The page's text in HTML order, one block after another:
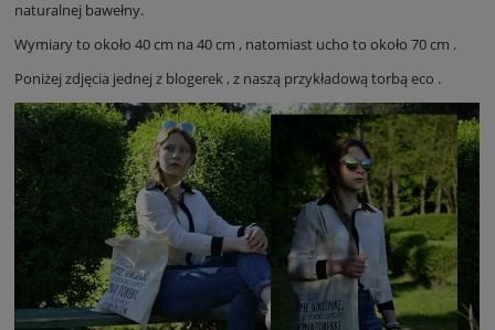
naturalnej bawełny.
Wymiary to około 40 cm na 40 cm , natomiast ucho to około 70 cm .
Poniżej zdjęcia jednej z blogerek , z naszą przykładową torbą eco .